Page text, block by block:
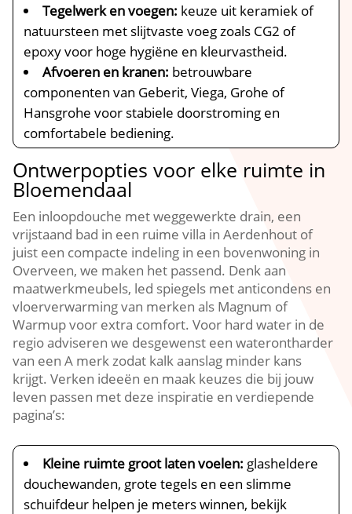
Tegelwerk en voegen: keuze uit keramiek of
natuursteen met slijtvaste voeg zoals CG2 of
epoxy voor hoge hygiëne en kleurvastheid.​
Afvoeren en kranen: betrouwbare
componenten van Geberit, Viega, Grohe of
Hansgrohe voor stabiele doorstroming en
comfortabele bediening.​
Ontwerpopties voor elke ruimte in
Bloemendaal
Een inloopdouche met weggewerkte drain, een
vrijstaand bad in een ruime villa in Aerdenhout of
juist een compacte indeling in een bovenwoning in
Overveen, we maken het passend.​ Denk aan
maatwerkmeubels, led spiegels met anticondens en
vloerverwarming van merken als Magnum of
Warmup voor extra comfort.​ Voor hard water in de
regio adviseren we desgewenst een waterontharder
van een A merk zodat kalk aanslag minder kans
krijgt.​ Verken ideeën en maak keuzes die bij jouw
leven passen met deze inspiratie en verdiepende
pagina’s:
Kleine ruimte groot laten voelen: glasheldere
douchewanden, grote tegels en een slimme
schuifdeur helpen je meters winnen, bekijk